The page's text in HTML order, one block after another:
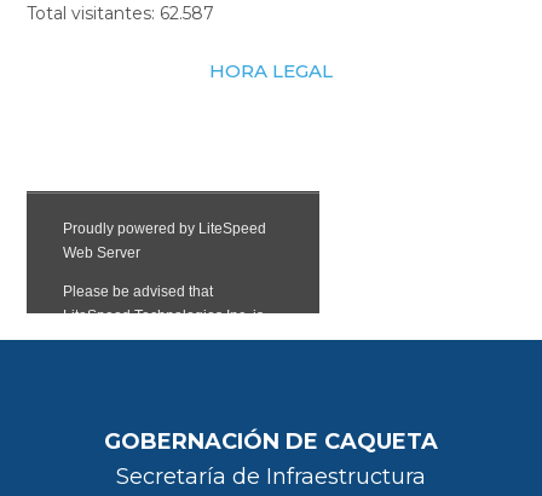
Total visitantes: 62.587
HORA LEGAL
GOBERNACIÓN DE CAQUETA
Secretaría de Infraestructura